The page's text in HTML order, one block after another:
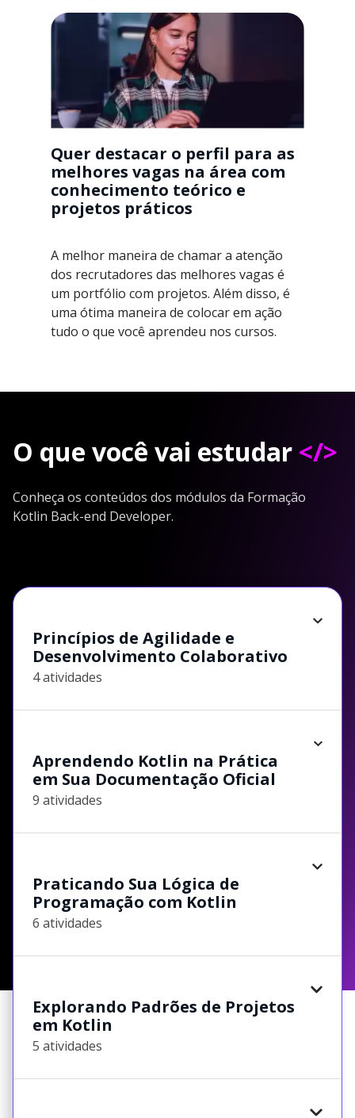
Quer destacar o perfil para as
melhores vagas na área com
conhecimento teórico e
projetos práticos
A melhor maneira de chamar a atenção
dos recrutadores das melhores vagas é
um portfólio com projetos. Além disso, é
uma ótima maneira de colocar em ação
tudo o que você aprendeu nos cursos.
O que você vai estudar </>
Conheça os conteúdos dos módulos da Formação
Kotlin Back-end Developer.
Princípios de Agilidade e
Desenvolvimento Colaborativo
4 atividades
Aprendendo Kotlin na Prática
em Sua Documentação Oficial
9 atividades
Praticando Sua Lógica de
Programação com Kotlin
6 atividades
Explorando Padrões de Projetos
em Kotlin
5 atividades